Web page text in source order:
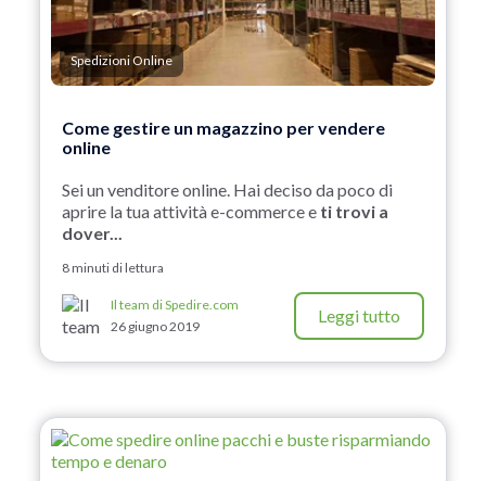
Spedizioni Online
Come gestire un magazzino per vendere
online
Sei un venditore online. Hai deciso da poco di
aprire la tua attività e-commerce e ti trovi a
dover...
8 minuti di lettura
Il team di Spedire.com
26 giugno 2019
Leggi tutto